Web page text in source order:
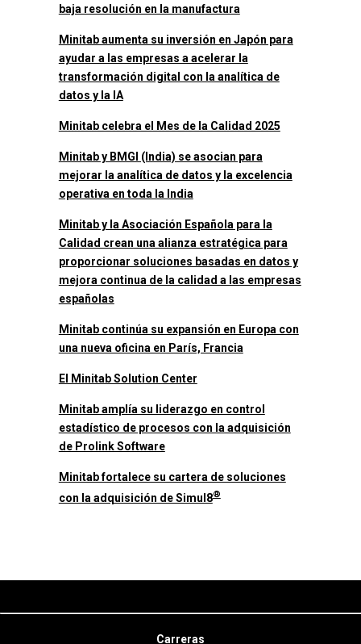
baja resolución en la manufactura
Minitab aumenta su inversión en Japón para
ayudar a las empresas a acelerar la
transformación digital con la analítica de
datos y la IA
Minitab celebra el Mes de la Calidad 2025
Minitab y BMGI (India) se asocian para
mejorar la analítica de datos y la excelencia
operativa en toda la India
Minitab y la Asociación Española para la
Calidad crean una alianza estratégica para
proporcionar soluciones basadas en datos y
mejora continua de la calidad a las empresas
españolas
Minitab continúa su expansión en Europa con
una nueva oficina en París, Francia
El Minitab Solution Center
Minitab amplía su liderazgo en control
estadístico de procesos con la adquisición
de Prolink Software
Minitab fortalece su cartera de soluciones
con la adquisición de Simul8®
Carreras